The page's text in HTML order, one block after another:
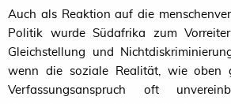
Auch als Reaktion auf die
Politik wurde Südafrika zum
Gleichstellung und
wenn die soziale Realität, wie oben
Verfassungsanspruch oft